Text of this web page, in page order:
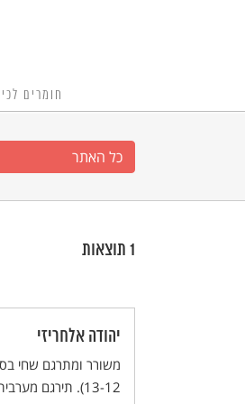
חומרים
כל האתר
1 תוצאות
יהודה אלחריזי
משורר ומתרגם שחי
13-12). תירגם